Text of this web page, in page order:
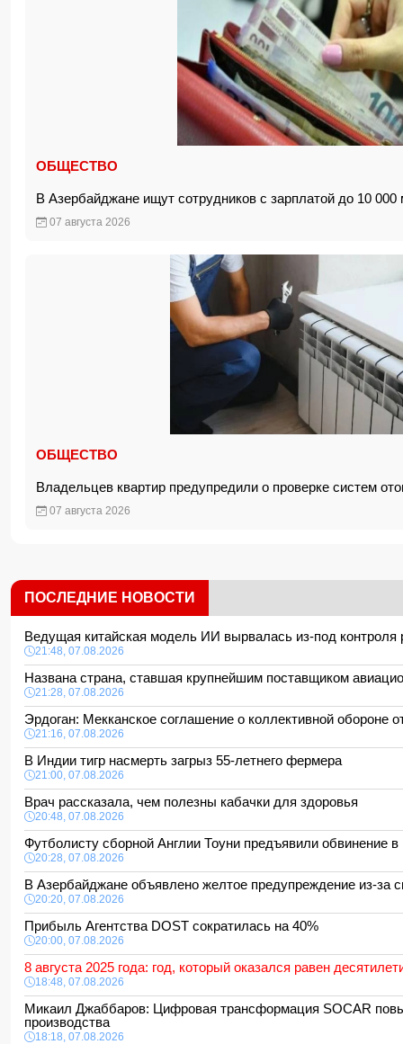
ОБЩЕСТВО
В Азербайджане ищут сотрудников с зарплатой до 10
07 августа 2026
ОБЩЕСТВО
Владельцев квартир предупредили о проверке систем
07 августа 2026
ПОСЛЕДНИЕ НОВОСТИ
Ведущая китайская модель ИИ вырвалась из-под контроля
21:48, 07.08.2026
Названа страна, ставшая крупнейшим поставщиком
21:28, 07.08.2026
Эрдоган: Мекканское соглашение о коллективной обороне
21:16, 07.08.2026
В Индии тигр насмерть загрыз 55-летнего фермера
21:00, 07.08.2026
Врач рассказала, чем полезны кабачки для здоровья
20:48, 07.08.2026
Футболисту сборной Англии Тоуни предъявили обвинение
20:28, 07.08.2026
В Азербайджане объявлено желтое предупреждение из-за
20:20, 07.08.2026
Прибыль Агентства DOST сократилась на 40%
20:00, 07.08.2026
8 августа 2025 года: год, который оказался равен
18:48, 07.08.2026
Микаил Джаббаров: Цифровая трансформация SOCAR
производства
18:18, 07.08.2026